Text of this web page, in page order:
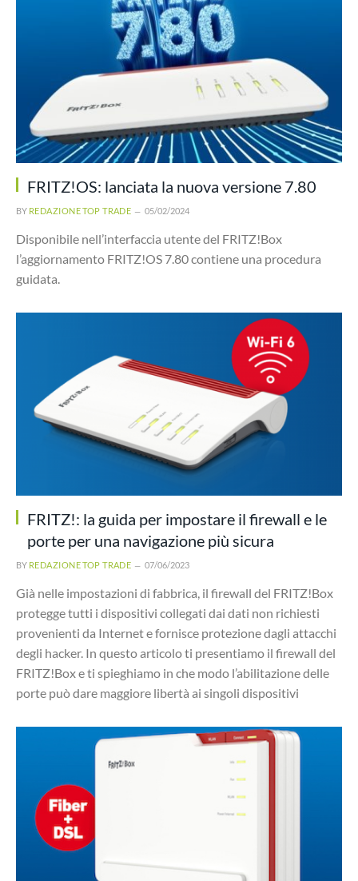
FRITZ!OS: lanciata la nuova versione 7.80
BY REDAZIONE TOP TRADE 05/02/2024
Disponibile nell’interfaccia utente del FRITZ!Box
l’aggiornamento FRITZ!OS 7.80 contiene una procedura
guidata.
FRITZ!: la guida per impostare il firewall e le
porte per una navigazione più sicura
BY REDAZIONE TOP TRADE 07/06/2023
Già nelle impostazioni di fabbrica, il firewall del FRITZ!Box
protegge tutti i dispositivi collegati dai dati non richiesti
provenienti da Internet e fornisce protezione dagli attacchi
degli hacker. In questo articolo ti presentiamo il firewall del
FRITZ!Box e ti spieghiamo in che modo l’abilitazione delle
porte può dare maggiore libertà ai singoli dispositivi